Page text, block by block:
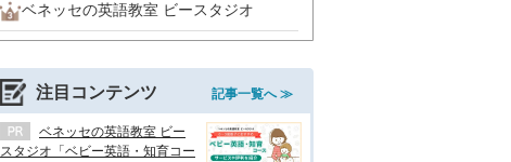
ベネッセの英語教室 ビースタジオ
注目コンテンツ 記事一覧へ ≫
ベネッセの英語教室 ビー
スタジオ「ベビー英語・知育コー